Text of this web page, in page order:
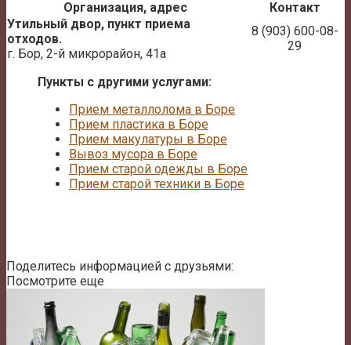
Организация, адрес
Контакт
Утильный двор, пункт приема
отходов.
г. Бор, 2-й микрорайон, 41а
8 (903) 600-08-
29
Пункты с другими услугами:
Прием металлолома в Боре
Прием пластика в Боре
Прием макулатуры в Боре
Вывоз мусора в Боре
Прием старой одежды в Боре
Прием старой техники в Боре
Поделитесь информацией с друзьями:
Посмотрите еще